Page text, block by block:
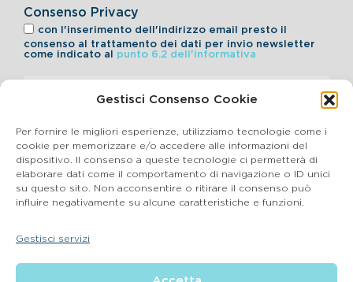
Gestisci Consenso Cookie
Per fornire le migliori esperienze, utilizziamo tecnologie come i
cookie per memorizzare e/o accedere alle informazioni del
dispositivo. Il consenso a queste tecnologie ci permetterà di
elaborare dati come il comportamento di navigazione o ID unici
su questo sito. Non acconsentire o ritirare il consenso può
influire negativamente su alcune caratteristiche e funzioni.
Gestisci servizi
Consenso Privacy
con l'inserimento dell'indirizzo email presto il
consenso al trattamento dei dati per invio newsletter
come indicato al punto 6.2 dell'informativa
Cookie Policy